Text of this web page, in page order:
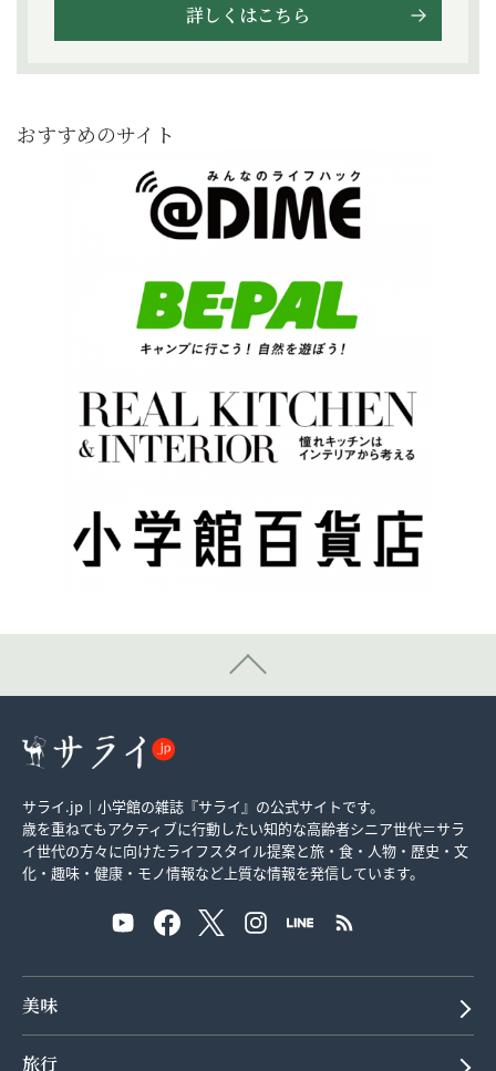
詳しくはこちら
おすすめのサイト
サライ.jp｜小学館の雑誌『サライ』の公式サイトです。
歳を重ねてもアクティブに行動したい知的な高齢者シニア世代＝サラ
イ世代の方々に向けたライフスタイル提案と旅・食・人物・歴史・文
化・趣味・健康・モノ情報など上質な情報を発信しています。
美味
旅行